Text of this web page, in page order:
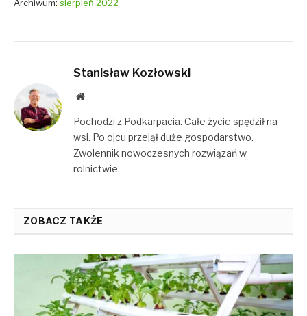
Archiwum: sierpień 2022
Stanisław Kozłowski
Website
Pochodzi z Podkarpacia. Całe życie spędził na
wsi. Po ojcu przejął duże gospodarstwo.
Zwolennik nowoczesnych rozwiązań w
rolnictwie.
ZOBACZ TAKŻE